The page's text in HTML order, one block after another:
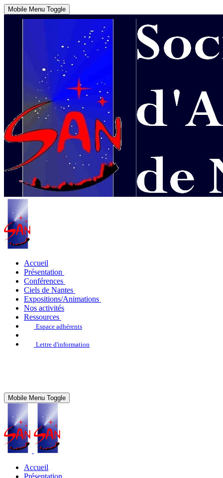
Mobile Menu Toggle
Accueil
Présentation
Conférences
Ciels de Nantes
Expositions/Animations
Nos activités
Ressources
Espace adhérents
Lettre d'information
Mobile Menu Toggle
Accueil
Présentation